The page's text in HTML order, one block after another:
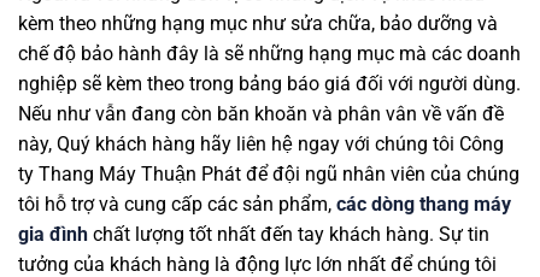
kèm theo những hạng mục như sửa chữa, bảo dưỡng và
chế độ bảo hành đây là sẽ những hạng mục mà các doanh
nghiệp sẽ kèm theo trong bảng báo giá đối với người dùng.
Nếu như vẫn đang còn băn khoăn và phân vân về vấn đề
này, Quý khách hàng hãy liên hệ ngay với chúng tôi Công
ty Thang Máy Thuận Phát để đội ngũ nhân viên của chúng
tôi hỗ trợ và cung cấp các sản phẩm, các dòng thang máy
gia đình chất lượng tốt nhất đến tay khách hàng. Sự tin
tưởng của khách hàng là động lực lớn nhất để chúng tôi